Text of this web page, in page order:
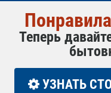
Теперь
УЗНАТЬ